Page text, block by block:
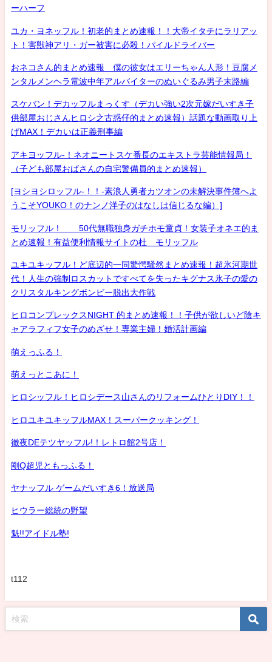
ーハーフ
ユカ・ヨネッフル！初老的まとめ速報！！大帝イタチにラリアッ
ト！害獣神アリ・ガー被害に必殺！パイルドライバー
おネコさん的まとめ速報 僕の彼女はエリーちゃん人形！豆腐メ
ンタルメンヘラ電波中年アルバイターのぬいぐるみ男子末路編
スケバン！デカッフルまっくす（デカい強い2次元嫁だいすき子
供部屋おじさんヒロシ之古惑仔的まとめ速報）話題な動画取り上
げMAX！デカいは正義刑事編
アキヨッフル-！ネオニートスケ番長のエキストラ芸能情報局！
（子ども部屋おばさんの自宅警備員的まとめ速報）
[ヨシヨシロッフル-！！-素浪人勇者カツオンの未解決事件簿へよ
うこそYOUKO！のナンノ洋子のはなしは信じるな編）]
モリッフル！ 50代無職独身ガチホモ童貞！女装子オネエ的ま
とめ速報！有益便利情報サイトの杜 モリッフル
ユキユキッフル！ど底辺的一同驚愕騒然まとめ速報！超氷河期世
代！人生の強制ロスカットですべてを失ったキグナス氷子の愛の
クリスタルキングボンビー脱出大作戦
ヒロコンプレックスNIGHT 的まとめ速報！！子供が欲しいど陰キ
ャアラフィフ女子のめざせ！専業主婦！婚活計画編
萌えっふる！
萌えっとこあに！
ヒロシッフル！ヒロシデース山さんのリフォームひとりDIY！！
ヒロユキユキッフルMAX！スーパークッキング！
徹夜DEテツヤッフル!！レトロ館2号店！
剛Q超児ともっふる！
ヤナッフル ゲームだいすき6！放送局
ヒウラー総統の野望
魁!!アイドル塾!
t112